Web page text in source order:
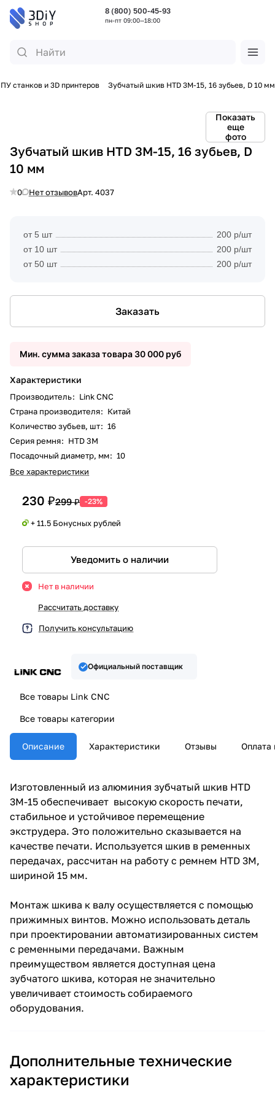
8 (800) 500-45-93
пн-пт 09:00—18:00
станков и 3D принтеров Зубчатый шкив HTD 3M-15, 16 зубьев, D 10 мм
Показать
еще
фото
Зубчатый шкив HTD 3M-15, 16 зубьев, D
10 мм
0 Нет отзывовАрт. 4037
от 5 шт
200 р/шт
от 10 шт
200 р/шт
от 50 шт
200 р/шт
Заказать
Мин. сумма заказа товара 30 000 руб
Характеристики
Производитель: Link CNC
Страна производителя: Китай
Количество зубьев, шт: 16
Серия ремня: HTD 3M
Посадочный диаметр, мм: 10
Все характеристики
230 ₽299 ₽ -23%
+ 11.5 Бонусных рублей
Уведомить о наличии
Нет в наличии
Рассчитать доставку
Получить консультацию
Официальный поставщик
Все товары Link CNC
Все товары категории
Описание Характеристики Отзывы Оплата
Изготовленный из алюминия зубчатый шкив HTD
3M-15 обеспечивает высокую скорость печати,
стабильное и устойчивое перемещение
экструдера. Это положительно сказывается на
качестве печати. Используется шкив в ременных
передачах, рассчитан на работу с ремнем HTD 3M,
шириной 15 мм.
Монтаж шкива к валу осуществляется с помощью
прижимных винтов. Можно использовать деталь
при проектировании автоматизированных систем
с ременными передачами. Важным
преимуществом является доступная цена
зубчатого шкива, которая не значительно
увеличивает стоимость собираемого
оборудования.
Дополнительные технические
характеристики